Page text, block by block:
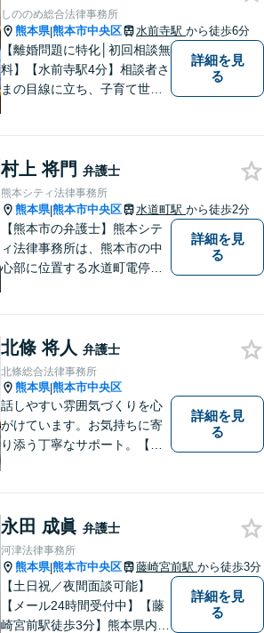
しののめ総合法律事務所
熊本県|熊本市中央区 水前寺駅 から徒歩6分
【離婚問題に特化│初回相談無
料】【水前寺駅4分】相談者さ
まの目線に立ち、子育て世代
を大切にし、じっくりお話を
伺ったうえで最適な解決策を
ご提案します【完全個室】
詳細を見
る
村上 将門 弁護士
熊本シティ法律事務所
熊本県|熊本市中央区 水道町駅 から徒歩2分
【熊本市の弁護士】熊本シテ
ィ法律事務所は、熊本市の中
心部に位置する水道町電停よ
す。
詳細を見
る
北條 将人 弁護士
北條総合法律事務所
熊本県|熊本市中央区
話しやすい雰囲気づくりを心
がけています。お気持ちに寄
り添う丁寧なサポート。【借
ート。企業からのご相談も承
ります【交通事故】弁護士費
用特約の利用可【夜間・休日
面談可】
詳細を見
る
永田 成眞 弁護士
河津法律事務所
熊本県|熊本市中央区 藤崎宮前駅 から徒歩3分
【土日祝／夜間面談可能】
【メール24時間受付中】【藤
崎宮前駅徒歩3分】熊本県内及
詳細を見
る